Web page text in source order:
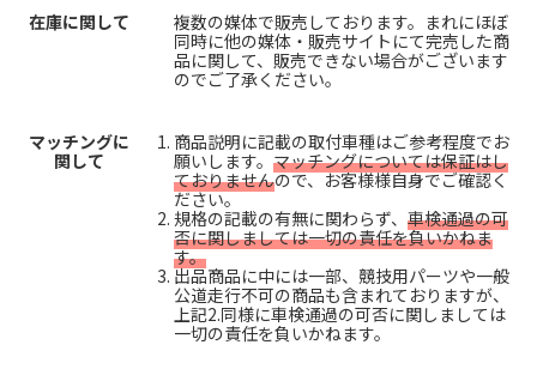
在庫に関して
複数の媒体で販売しております。まれにほぼ
同時に他の媒体・販売サイトにて完売した商
品に関して、販売できない場合がございます
のでご了承ください。
マッチングに
関して
商品説明に記載の取付車種はご参考程度でお
願いします。 マッチングについては保証はし
ておりませんので、お客様様自身でご確認く
ださい。
規格の記載の有無に関わらず、 車検通過の可
否に関しましては一切の責任を負いかねま
す。
出品商品に中には一部、競技用パーツや一般
公道走行不可の商品も含まれておりますが、
上記2.同様に車検通過の可否に関しましては
一切の責任を負いかねます。